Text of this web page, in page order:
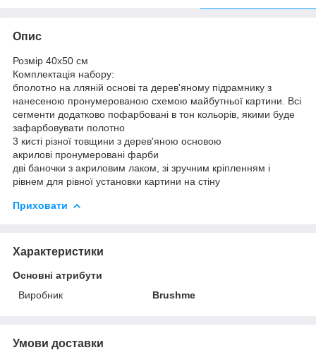
Опис
Розмір 40x50 см
Комплектація набору:
бполотно на лляній основі та дерев'яному підрамнику з
нанесеною пронумерованою схемою майбутньої картини. Всі
сегменти додатково пофарбовані в тон кольорів, якими буде
зафарбовувати полотно
3 кисті різної товщини з дерев'яною основою
акрилові пронумеровані фарби
дві баночки з акриловим лаком, зі зручним кріпленням і
рівнем для рівної установки картини на стіну
Приховати
Характеристики
Основні атрибути
Виробник
Brushme
Умови доставки